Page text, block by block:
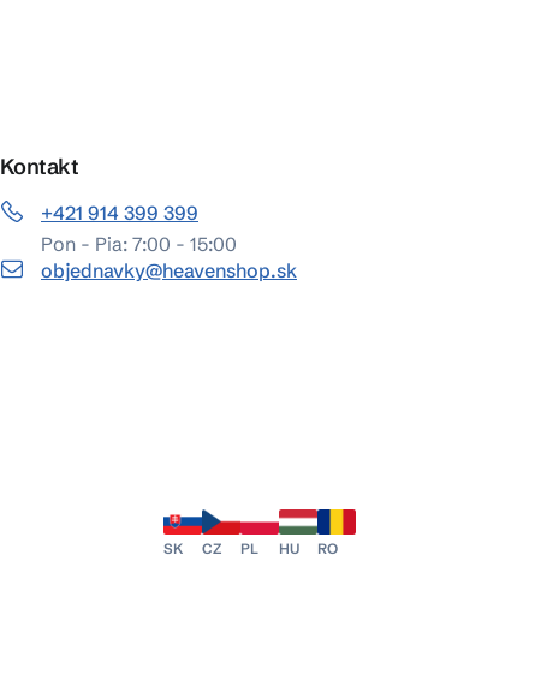
Kontakt
+421 914 399 399
Pon - Pia: 7:00 - 15:00
objednavky@heavenshop.sk
SK CZ PL HU RO